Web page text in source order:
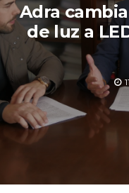
Adra
de luz a